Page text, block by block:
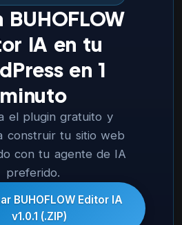
BUHOFLOW
IA en tu
en 1
minuto
el plugin gratuito y
construir tu sitio web
con tu agente de IA
preferido.
BUHOFLOW Editor IA
v1.0.1 (.ZIP)